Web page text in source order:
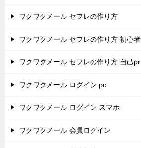
ワクワクメール セフレの作り方
ワクワクメール セフレの作り方 初心者
ワクワクメール セフレの作り方 自己pr
ワクワクメール ログイン pc
ワクワクメール ログイン スマホ
ワクワクメール 会員ログイン